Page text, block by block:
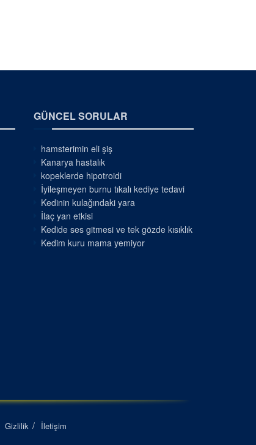
GÜNCEL SORULAR
hamsterimin eli şiş
Kanarya hastalık
kopeklerde hipotroidi
İyileşmeyen burnu tıkalı kediye tedavi
Kedinin kulağındaki yara
İlaç yan etkisi
Kedide ses gitmesi ve tek gözde kısıklık
Kedim kuru mama yemiyor
Gizlilik İletişim